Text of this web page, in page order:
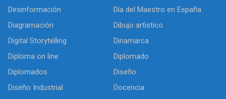
Desinformación
Día del Maestro en España
Diagramación
Dibujo artìstico
Digital Storytelling
Dinamarca
Diploma on line
Diplomado
Diplomados
Diseño
Diseño Industrial
Docencia